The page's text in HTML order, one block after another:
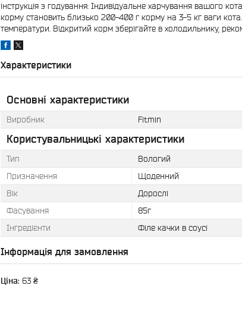
інструкція з годування: Індивідуальне харчування вашого
корму становить близько 200-400 г корму на 3-5 кг ваги
температури. Відкритий корм зберігайте в холодильнику,
Характеристики
Основні характеристики
Виробник Fitmin
Користувальницькі характеристики
Тип
Вологий
Призначення
Щоденний
Вік
Дорослі
Фасування
85г
Інгредієнти
Філе качки в соусі
Інформація для замовлення
Ціна: 63 ₴